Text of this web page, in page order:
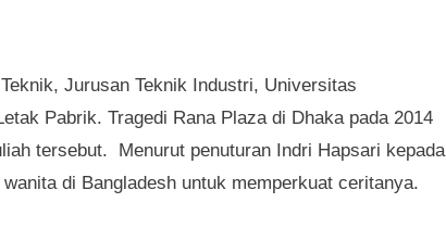
Jurusan Teknik Industri, Universitas
Pabrik. Tragedi Rana Plaza di Dhaka pada 2014
tersebut. Menurut penuturan Indri Hapsari kepada
di Bangladesh untuk memperkuat ceritanya.